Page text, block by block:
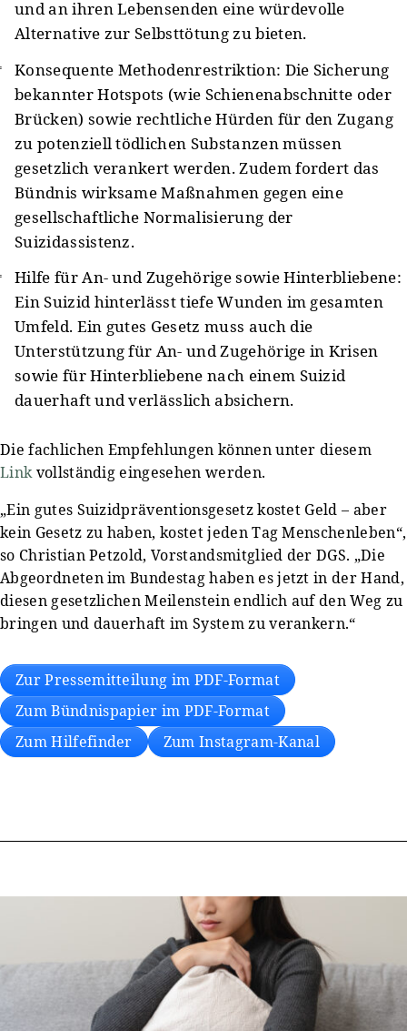
und an ihren Lebensenden eine würdevolle
Alternative zur Selbsttötung zu bieten.
Konsequente Methodenrestriktion: Die Sicherung
bekannter Hotspots (wie Schienenabschnitte oder
Brücken) sowie rechtliche Hürden für den Zugang
zu potenziell tödlichen Substanzen müssen
gesetzlich verankert werden. Zudem fordert das
Bündnis wirksame Maßnahmen gegen eine
gesellschaftliche Normalisierung der
Suizidassistenz.
Hilfe für An- und Zugehörige sowie Hinterbliebene:
Ein Suizid hinterlässt tiefe Wunden im gesamten
Umfeld. Ein gutes Gesetz muss auch die
Unterstützung für An- und Zugehörige in Krisen
sowie für Hinterbliebene nach einem Suizid
dauerhaft und verlässlich absichern.
Die fachlichen Empfehlungen können unter diesem
Linkvollständig eingesehen werden.
„Ein gutes Suizidpräventionsgesetz kostet Geld – aber
kein Gesetz zu haben, kostet jeden Tag Menschenleben“,
so Christian Petzold, Vorstandsmitglied der DGS. „Die
Abgeordneten im Bundestag haben es jetzt in der Hand,
diesen gesetzlichen Meilenstein endlich auf den Weg zu
bringen und dauerhaft im System zu verankern.“
Zur Pressemitteilung im PDF-Format
Zum Bündnispapier im PDF-Format
Zum Hilfefinder
Zum Instagram-Kanal